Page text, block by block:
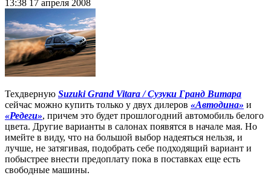
13:38 17 апреля 2008
Техдверную Suzuki Grand Vitara / Сузуки Гранд Витара
сейчас можно купить только у двух дилеров «Автодина» и
«Редеги», причем это будет прошлогодний автомобиль белого
цвета. Другие варианты в салонах появятся в начале мая. Но
имейте в виду, что на большой выбор надеяться нельзя, и
лучше, не затягивая, подобрать себе подходящий вариант и
побыстрее внести предоплату пока в поставках еще есть
свободные машины.